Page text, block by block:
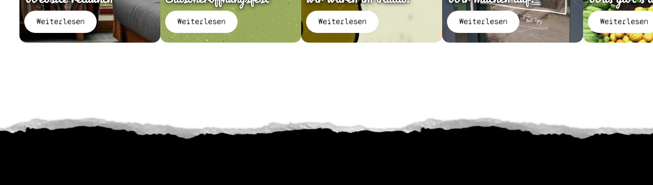
Weiterlesen Weiterlesen Weiterlesen Weiterlesen Weiterlesen